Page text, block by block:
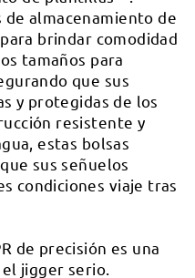
almacenamiento de
brindar comodidad
tamaños para
que sus
y protegidas de los
resistente y
estas bolsas
sus señuelos
condiciones viaje tras
de precisión es una
jigger serio.